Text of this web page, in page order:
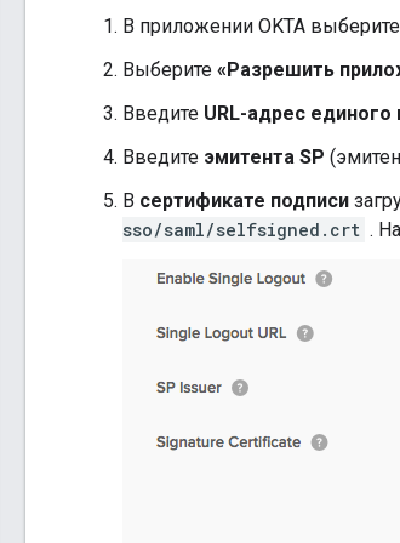
В приложении OKTA
Выберите «Разрешить
Введите URL-адрес единого
Введите эмитента SP
В сертификате подписи
sso/saml/selfsigned.crt .